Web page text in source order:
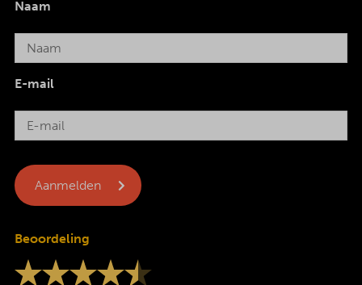
Naam
E-mail
Beoordeling